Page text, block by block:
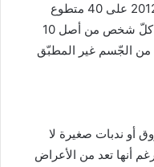
الحاصلة، وتبعاً لدراسة أجريت في عام 2012 على 40 متطوع
لمعرفة آثار الحجامة؛ أظهرت النّتائج أن كلّ شخص من أصل 10
من الجّسم غير المطبّق
أو ندبات صغيرة لا
أنها تعد من الأعراض